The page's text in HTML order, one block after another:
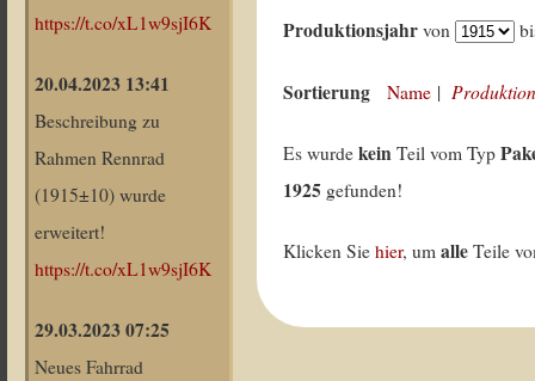
https://t.co/xL1w9sjI6K
20.04.2023 13:41
Beschreibung zu
Rahmen Rennrad
(1915±10) wurde
erweitert!
https://t.co/xL1w9sjI6K
29.03.2023 07:25
Neues Fahrrad
Produktionsjahr von
Sortierung Name |
Es wurdekein Teil vom Typ
1925 gefunden!
Klicken Siehier, umalle Teile